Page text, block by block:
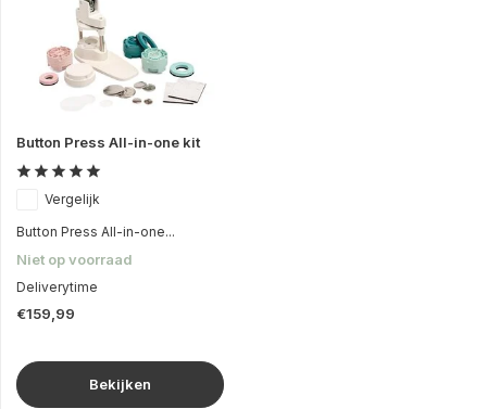
Button Press All-in-one kit
Vergelijk
Button Press All-in-one...
Niet op voorraad
Deliverytime
€159,99
Bekijken